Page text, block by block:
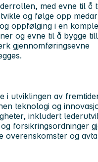
med evne til å
og følge opp
oppfølging i en
og evne til å bygge
gjennomføringsevne
i utviklingen av
teknologi og
inkludert
forsikringsordninger
overenskomster og